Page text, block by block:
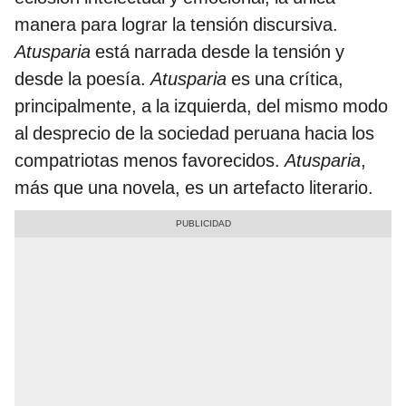
manera para lograr la tensión discursiva.
Atusparia está narrada desde la tensión y
desde la poesía.Atusparia es una crítica,
principalmente, a la izquierda, del mismo modo
al desprecio de la sociedad peruana hacia los
compatriotas menos favorecidos.Atusparia,
más que una novela, es un artefacto literario.